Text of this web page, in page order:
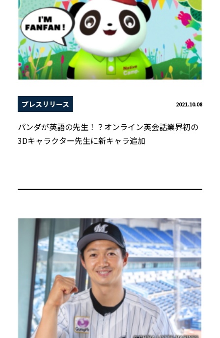
プレスリリース 2021.10.08
パンダが英語の先生！？オンライン英会話業界初の
3Dキャラクター先生に新キャラ追加